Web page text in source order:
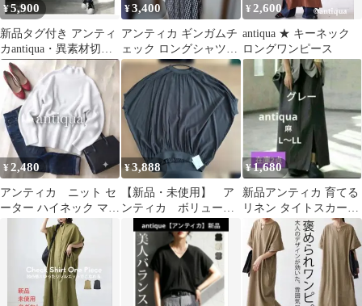
¥5,900
新品タグ付き アンティ
カantiqua・異素材切替
ドルマンロンT カット
ソー
¥3,400
アンティカ ギンガムチ
ェック ロングシャツワ
ンピース
¥2,600
antiqua ★ キーネック
ロングワンピース
¥2,480
アンティカ ニット セ
ーター ハイネック マシ
ュマロタッチ Ｆサイ
ズ 白 長袖
¥3,888
【新品・未使用】 ア
ンティカ ボリューム
ギャザートップス ブ
ラック 黒
¥1,680
新品アンティカ 育てる
リネン タイトスカート
麻 グレー L〜LL